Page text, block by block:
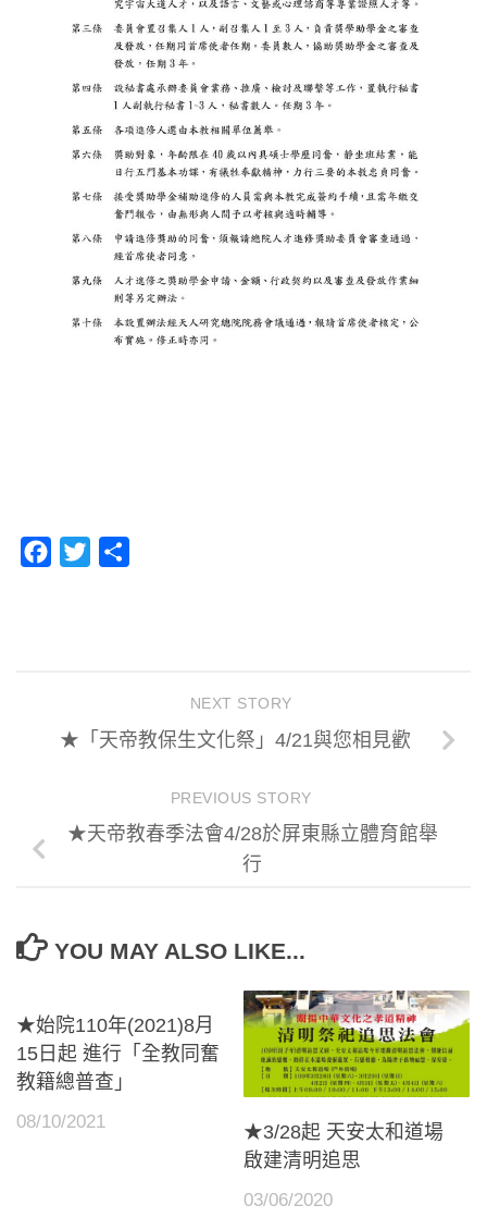
Facebook
Twitter
NEXT STORY
★「天帝教保生文化祭」4/21與您相見歡
PREVIOUS STORY
★天帝教春季法會4/28於屏東縣立體育館舉
行
YOU MAY ALSO LIKE...
★始院110年(2021)8月
15日起 進行「全教同奮
教籍總普查」
08/10/2021
★3/28起 天安太和道場
啟建清明追思
03/06/2020